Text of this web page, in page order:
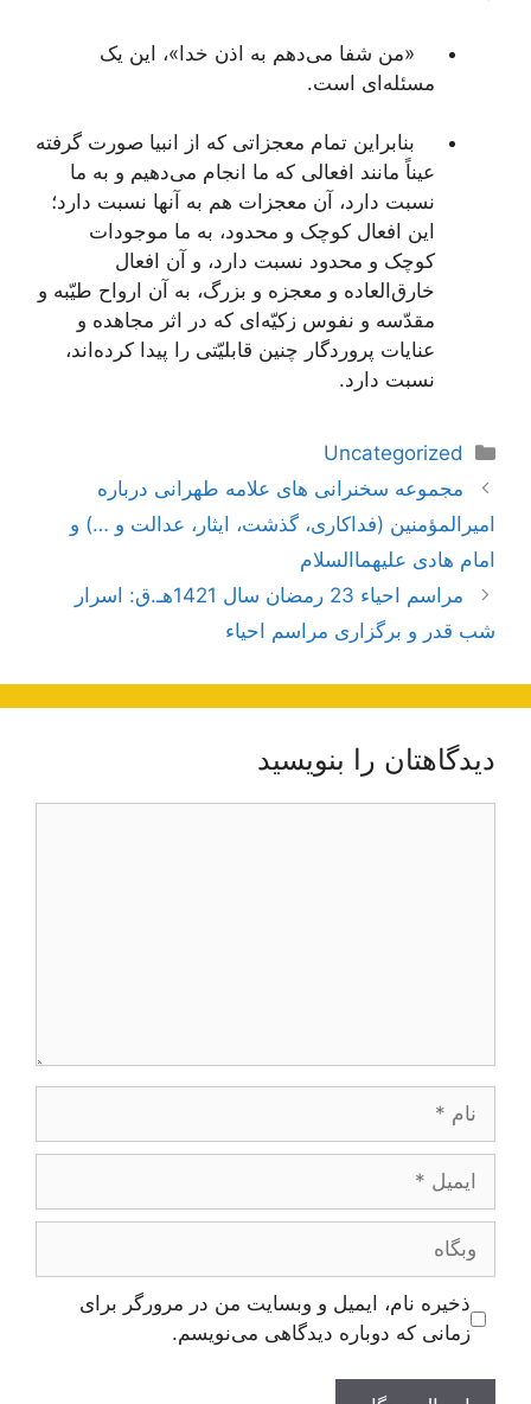
«من شفا می‌دهم به اذن خدا»، این یک
مسئله‌ای است.
بنابراین تمام معجزاتی که از انبیا صورت گرفته
عیناً مانند افعالی که ما انجام می‌دهیم و به ما
نسبت دارد، آن معجزات هم به آنها نسبت دارد؛
این افعال کوچک و محدود، به ما موجودات
کوچک و محدود نسبت دارد، و آن افعال
خارق‌العاده و معجزه و بزرگ، به آن ارواح طیّبه و
مقدّسه و نفوس زکیّه‌ای که در اثر مجاهده و
عنایات پروردگار چنین قابلیّتی را پیدا کرده‌اند،
نسبت دارد.
دسته‌ها
Uncategorized
ناوبری
نوشته‌ها
مجموعه سخنرانی های علامه طهرانی درباره
امیرالمؤمنین (فداکاری‌، گذشت، ایثار، عدالت و …) و
امام هادی علیهما‌السلام
مراسم احیاء 23 رمضان سال 1421هـ.ق: اسرار
شب قدر و برگزاری مراسم احیاء
دیدگاهتان را بنویسید
ایمیل
وبگاه
ذخیره نام، ایمیل و وبسایت من در مرورگر برای
زمانی که دوباره دیدگاهی می‌نویسم.